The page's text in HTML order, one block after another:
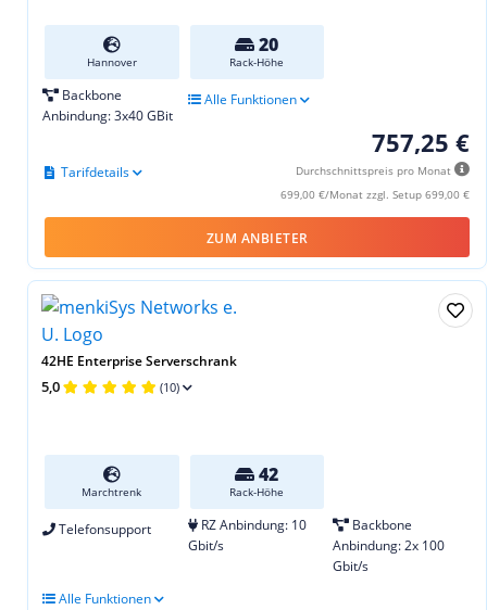
Hannover
20
Rack-Höhe
Backbone
Anbindung: 3x40 GBit
Alle Funktionen
757,25 €
Durchschnittspreis pro Monat
699,00 €/Monat zzgl. Setup 699,00 €
Tarifdetails
ZUM ANBIETER
42HE Enterprise Serverschrank
5,0 (10)
Marchtrenk
42
Rack-Höhe
Telefonsupport
RZ Anbindung: 10
Gbit/s
Backbone
Anbindung: 2x 100
Gbit/s
Alle Funktionen